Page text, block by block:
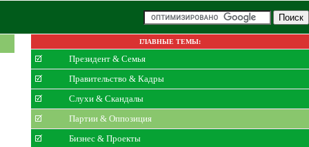
ГЛАВНЫЕ ТЕМЫ:
Президент & Семья
Правительство & Кадры
Слухи & Скандалы
Партии & Оппозиция
Бизнес & Проекты